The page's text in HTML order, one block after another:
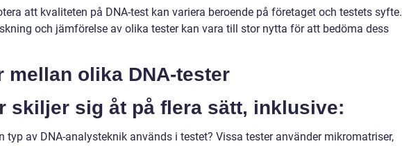
att kvaliteten på DNA-test kan variera beroende på företaget och testets syfte.
och jämförelse av olika tester kan vara till stor nytta för att bedöma dess
mellan olika DNA-tester
skiljer sig åt på flera sätt, inklusive:
typ av DNA-analysteknik används i testet? Vissa tester använder mikromatriser,